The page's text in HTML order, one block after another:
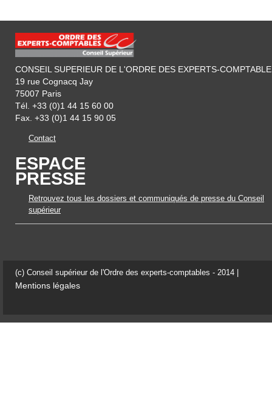
CONSEIL SUPERIEUR DE L'ORDRE DES EXPERTS-
19 rue Cognacq Jay
75007 Paris
Tél. +33 (0)1 44 15 60 00
Fax. +33 (0)1 44 15 90 05
Contact
ESPACE
PRESSE
Retrouvez tous les dossiers et communiqués de presse du Conseil
supérieur
(c) Conseil supérieur de l'Ordre des experts-comptables - 2014 |
Mentions légales